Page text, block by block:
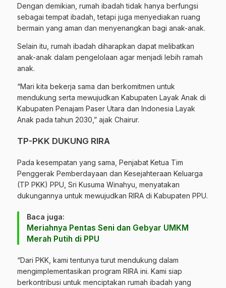
Dengan demikian, rumah ibadah tidak hanya berfungsi
sebagai tempat ibadah, tetapi juga menyediakan ruang
bermain yang aman dan menyenangkan bagi anak-anak.
Selain itu, rumah ibadah diharapkan dapat melibatkan
anak-anak dalam pengelolaan agar menjadi lebih ramah
anak.
“Mari kita bekerja sama dan berkomitmen untuk
mendukung serta mewujudkan Kabupaten Layak Anak di
Kabupaten Penajam Paser Utara dan Indonesia Layak
Anak pada tahun 2030,” ajak Chairur.
TP-PKK DUKUNG RIRA
Pada kesempatan yang sama, Penjabat Ketua Tim
Penggerak Pemberdayaan dan Kesejahteraan Keluarga
(TP PKK) PPU, Sri Kusuma Winahyu, menyatakan
dukungannya untuk mewujudkan RIRA di Kabupaten PPU.
Baca juga:
Meriahnya Pentas Seni dan Gebyar UMKM
Merah Putih di PPU
“Dari PKK, kami tentunya turut mendukung dalam
mengimplementasikan program RIRA ini. Kami siap
berkontribusi untuk menciptakan rumah ibadah yang